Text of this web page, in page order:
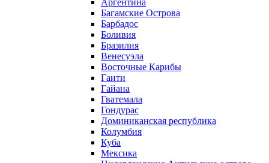
Аргентина
Багамские Острова
Барбадос
Боливия
Бразилия
Венесуэла
Восточные Карибы
Гаити
Гайана
Гватемала
Гондурас
Доминиканская республика
Колумбия
Куба
Мексика